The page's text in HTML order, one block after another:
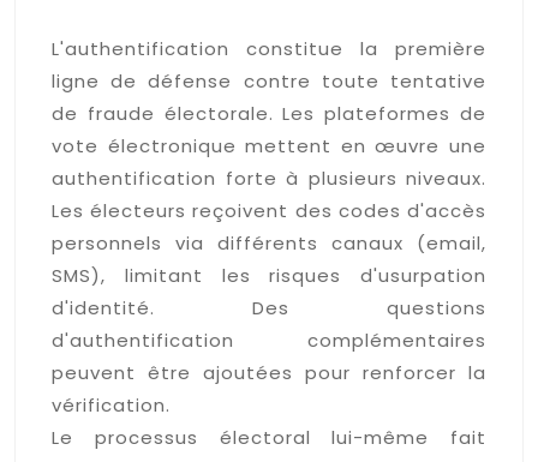
L'authentification constitue la première
ligne de défense contre toute tentative
de fraude électorale. Les plateformes de
vote électronique mettent en œuvre une
authentification forte à plusieurs niveaux.
Les électeurs reçoivent des codes d'accès
personnels via différents canaux (email,
SMS), limitant les risques d'usurpation
d'identité. Des questions
d'authentification complémentaires
peuvent être ajoutées pour renforcer la
vérification.
Le processus électoral lui-même fait